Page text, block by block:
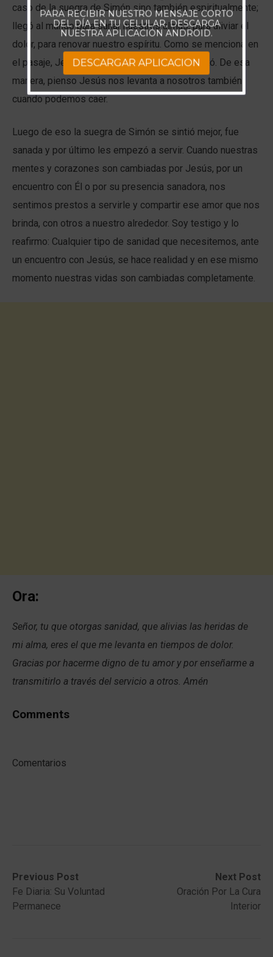
caso de la suegra de Simón sino también espiritualmente;
llegó al mundo para sanar nuestras almas, para aliviar el
dolor, para renovar nuestro espíritu. Como se menciona en
el pasaje, Jesús la tomó de la mano y la levantó. De esa
manera, pienso Jesús nos levanta a nosotros también
cuando podemos caer.
Luego de eso la suegra de Simón se sintió mejor, fue
sanada y por último les empezó a servir. Cuando nuestras
mentes y corazones son cambiadas por Jesús, por un
encuentro con Él o por su presencia sanadora, nos
sentimos prestos a servirle y compartir ese amor que nos
brinda, con otros a nuestro alrededor. Soy testigo y lo
reafirmo: Cualquier tipo de sanidad que necesitemos, ante
un encuentro con Jesús, se hace realidad y en ese mismo
momento nuestras vidas son cambiadas completamente.
Ora:
Señor, tu que otorgas sanidad, que alivias las heridas de
mi alma, eres el que me levanta en tiempos de dolor.
Gracias por hacerme digno de tu amor y por enseñarme a
transmitirlo a través del servicio a otros. Amén
Comments
Comentarios
Post
navigation
Previous Post
Previous
post:Fe Diaria: Su Voluntad
Permanece
Next Post
Next
post:
Oración Por La Cura
Interior
PARA RECIBIR NUESTRO MENSAJE CORTO
DEL DÍA EN TU CELULAR, DESCARGA
NUESTRA APLICACIÓN ANDROID.
DESCARGAR APLICACION